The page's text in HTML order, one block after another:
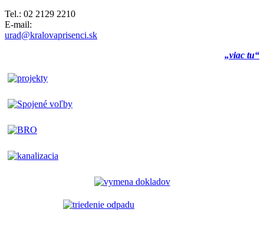
Tel.: 02 2129 2210
E-mail:
urad@kralovaprisenci.sk
„viac tu“